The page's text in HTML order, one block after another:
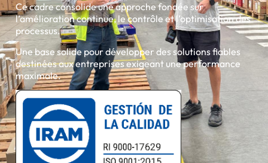
Ce cadre consolide une approche fondée sur
l’amélioration continue, le contrôle et l’optimisation des
processus.
Une base solide pour développer des solutions fiables
destinées aux entreprises exigeant une performance
maximale.